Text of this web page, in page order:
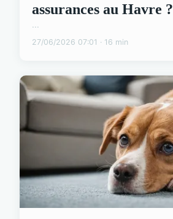
assurances au Havre ?
...
27/06/2026 07:01 · 16 min